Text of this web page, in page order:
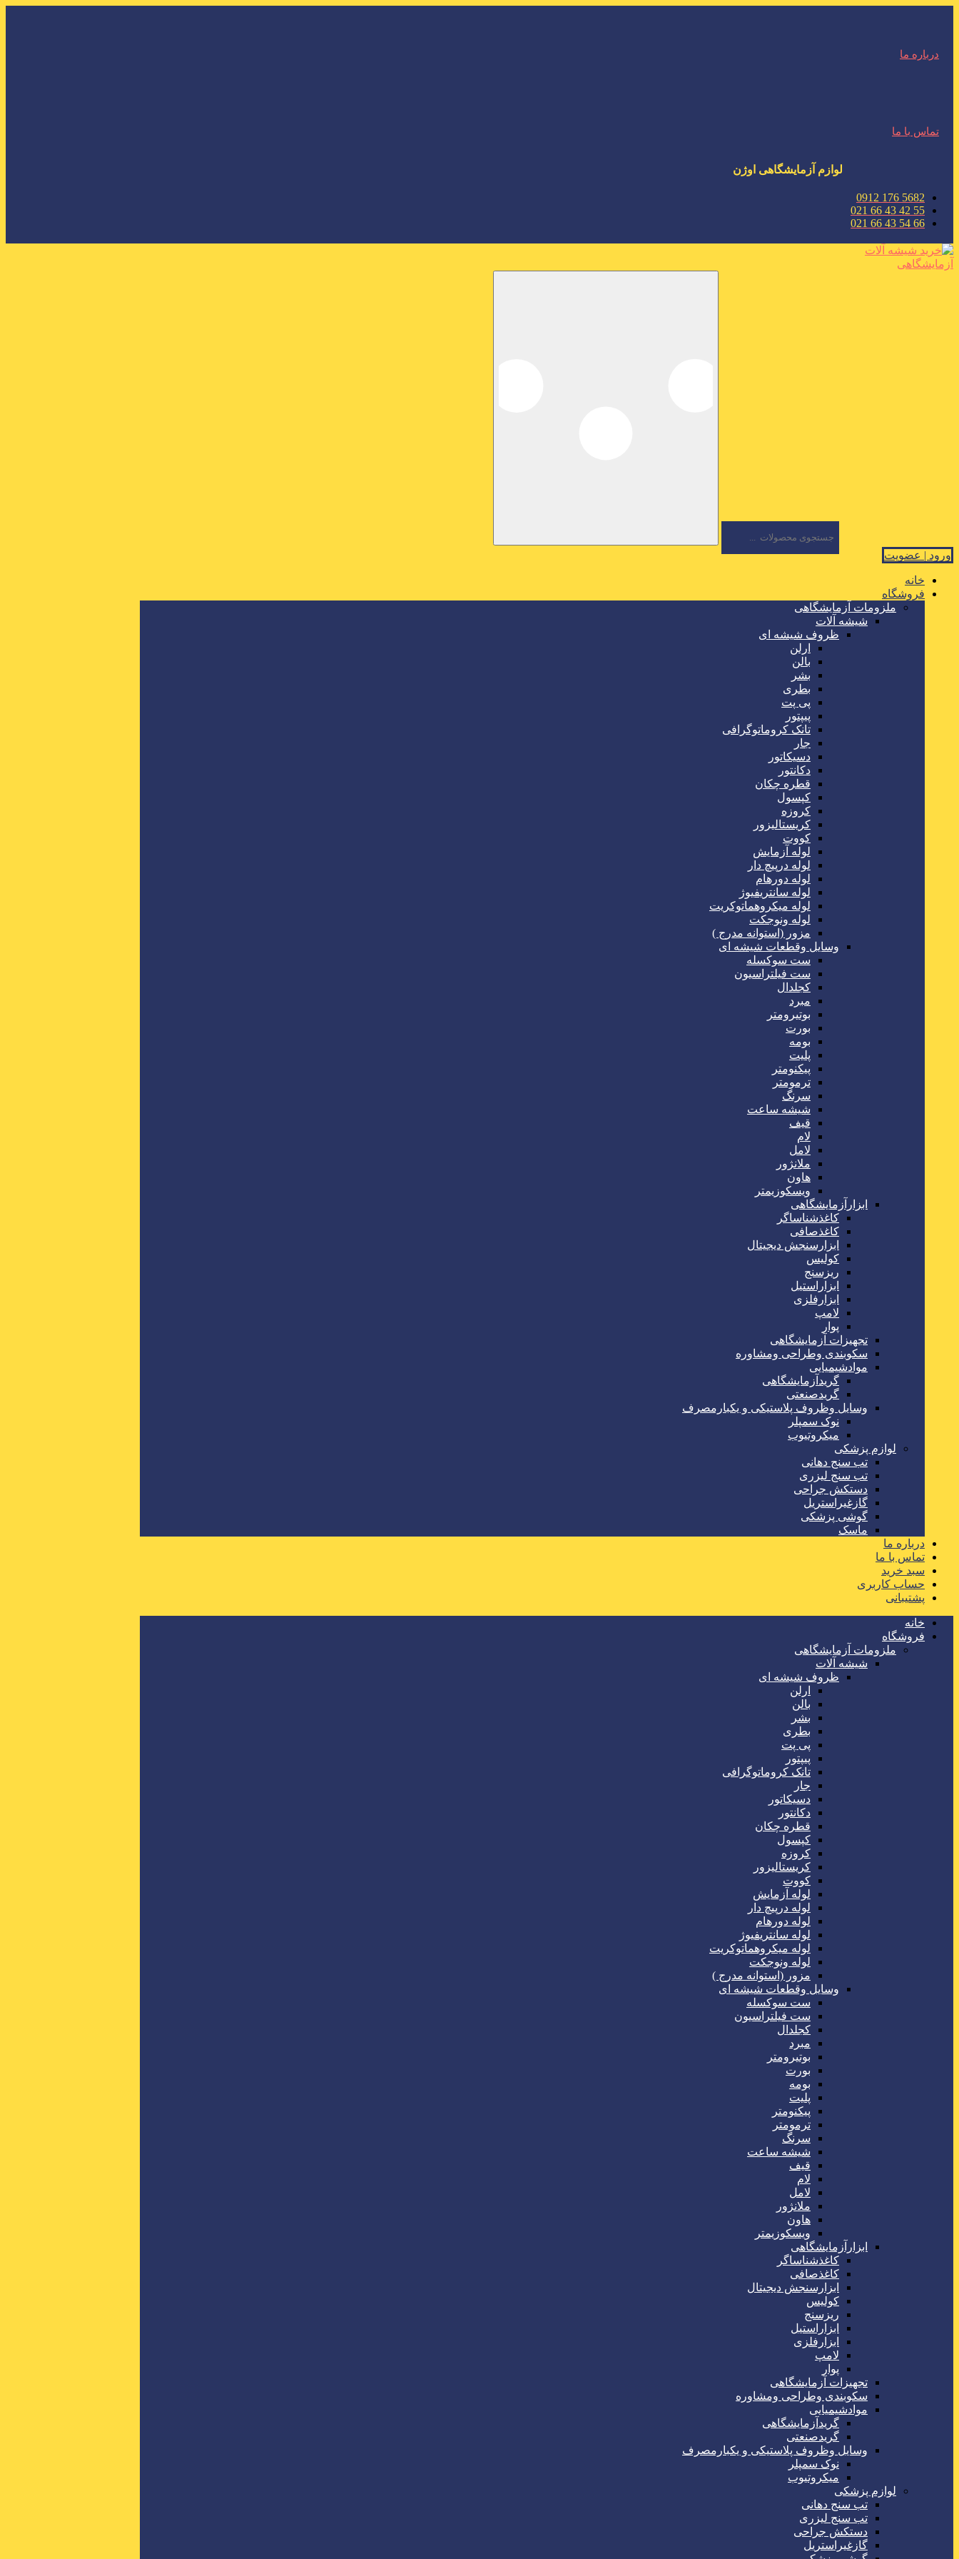
درباره ما
تماس با ما
لوازم آزمایشگاهی اوژن
5682 176 0912
55 42 43 66 021
66 54 43 66 021
ورود | عضویت
خانه
فروشگاه
ملزومات آزمایشگاهی
شیشه آلات
ظروف شیشه ای
ارلن
بالن
بشر
بطری
پی پت
پیپتور
تانک کروماتوگرافی
جار
دسیکاتور
دکانتور
قطره چکان
کپسول
کروزه
کریستالیزور
کووت
لوله آزمایش
لوله درپیچ دار
لوله دورهام
لوله سانتریفیوژ
لوله میکروهماتوکریت
لوله ونوجکت
مزور (استوانه مدرج )
وسایل وقطعات شیشه ای
ست سوکسله
ست فیلتراسیون
کجلدال
مبرد
بوتیرومتر
بورت
بومه
پلیت
پیکنومتر
ترمومتر
سرنگ
شیشه ساعت
قیف
لام
لامل
ملانژور
هاون
ویسکوزیمتر
ابزارآزمایشگاهی
کاغذشناساگر
کاغذصافی
ابزارسنجش دیجیتال
کولیس
ریزسنج
ابزاراستیل
ابزارفلزی
لامپ
پوار
تجهیزات آزمایشگاهی
سکوبندی وطراحی ومشاوره
موادشیمیایی
گریدآزمایشگاهی
گریدصنعتی
وسایل وظروف پلاستیکی و یکبارمصرف
نوک سمپلر
میکروتیوب
لوازم پزشکی
تب سنج دهانی
تب سنج لیزری
دستکش جراحی
گازغیراستریل
گوشی پزشکی
ماسک
درباره ما
تماس با ما
سبد خرید
حساب کاربری
پشتیبانی
خانه
فروشگاه
ملزومات آزمایشگاهی
شیشه آلات
ظروف شیشه ای
ارلن
بالن
بشر
بطری
پی پت
پیپتور
تانک کروماتوگرافی
جار
دسیکاتور
دکانتور
قطره چکان
کپسول
کروزه
کریستالیزور
کووت
لوله آزمایش
لوله درپیچ دار
لوله دورهام
لوله سانتریفیوژ
لوله میکروهماتوکریت
لوله ونوجکت
مزور (استوانه مدرج )
وسایل وقطعات شیشه ای
ست سوکسله
ست فیلتراسیون
کجلدال
مبرد
بوتیرومتر
بورت
بومه
پلیت
پیکنومتر
ترمومتر
سرنگ
شیشه ساعت
قیف
لام
لامل
ملانژور
هاون
ویسکوزیمتر
ابزارآزمایشگاهی
کاغذشناساگر
کاغذصافی
ابزارسنجش دیجیتال
کولیس
ریزسنج
ابزاراستیل
ابزارفلزی
لامپ
پوار
تجهیزات آزمایشگاهی
سکوبندی وطراحی ومشاوره
موادشیمیایی
گریدآزمایشگاهی
گریدصنعتی
وسایل وظروف پلاستیکی و یکبارمصرف
نوک سمپلر
میکروتیوب
لوازم پزشکی
تب سنج دهانی
تب سنج لیزری
دستکش جراحی
گازغیراستریل